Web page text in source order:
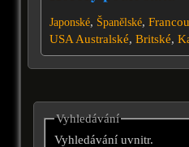
Japonské, Španělské,
USA Australské, Britské,
Vyhledávání
Vyhledávání uvnitr.